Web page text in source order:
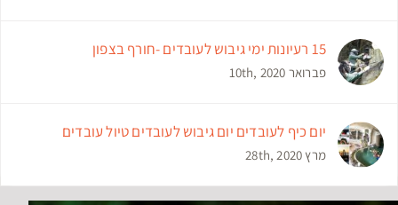
15 רעיונות ימי גיבוש לעובדים -חורף בצפון
פברואר 10th, 2020
יום כיף לעובדים יום גיבוש לעובדים טיול עובדים
מרץ 28th, 2020